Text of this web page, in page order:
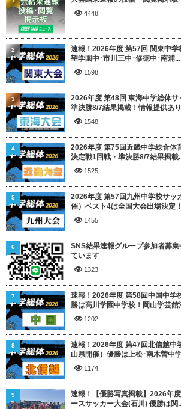
4448
速報！2026年度 第57回 関東中
望学園中･市川三中･修徳中･南浦...
1598
2
2026年度 第48回 東海中学総体サ
準決勝8/7結果掲載！情報提供あ
1548
3
2026年度 第75回近畿中学総合体
決定戦1回戦・準決勝8/7結果掲載
1525
4
2026年度 第57回九州中学校サッ
催）ベスト4は全国大会出場決定
1455
5
SNS結果速報グループ参加者募
ています
1323
6
速報！2026年度 第58回中国中学
勝は高川学園中学校！岡山学芸館
1202
7
速報！2026年度 第47回北信越中
山県開催）優勝は上松･南木曽中
1174
8
速報！【優勝写真掲載】2026年
ースサッカー大会(石川) 優勝は関
9